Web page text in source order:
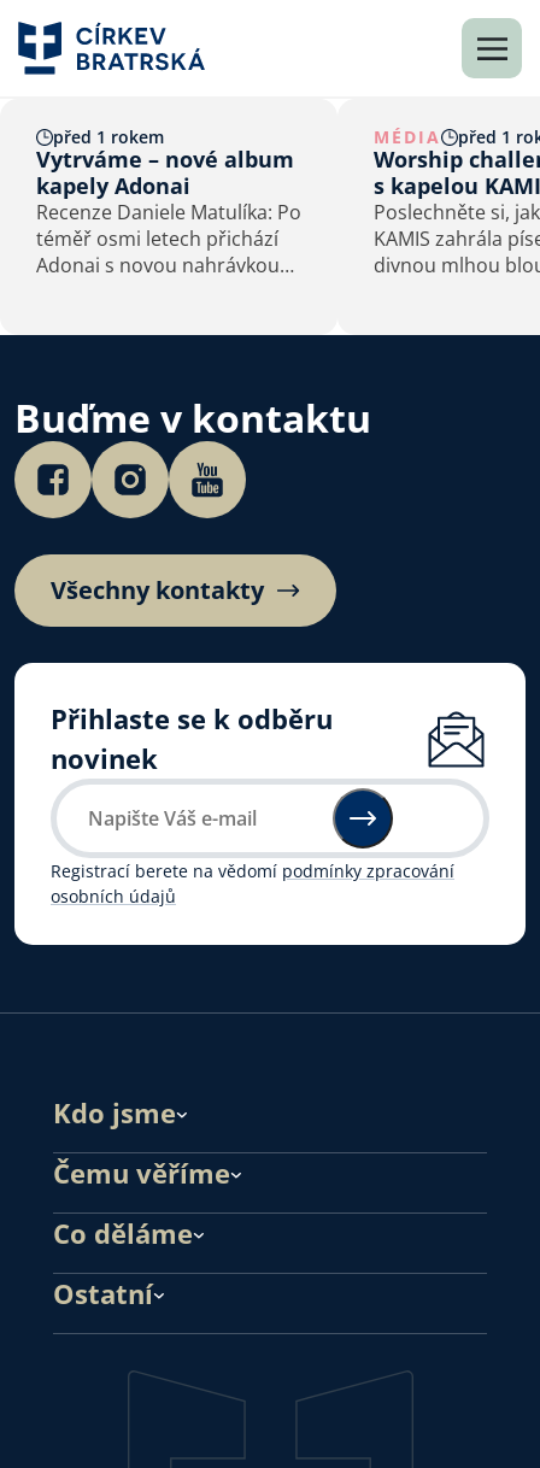
před 1 rokem
Vytrváme – nové album
kapely Adonai
Recenze Daniele Matulíka: Po
téměř osmi letech přichází
Adonai s novou nahrávkou
jasnou odpověď!
MÉDIA před 1
Worship
s kapelou
Poslechněte si,
KAMIS zahrála
divnou mlhou
Buďme v kontaktu
Všechny kontakty
Přihlaste se k odběru
novinek
Registrací berete na vědomí podmínky zpracování
osobních údajů
Kdo jsme
Čemu věříme
Co děláme
Ostatní